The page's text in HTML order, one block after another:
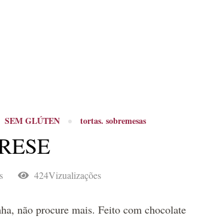
SEM GLÚTEN tortas. sobremesas
424Vizualizações
não procure mais. Feito com chocolate